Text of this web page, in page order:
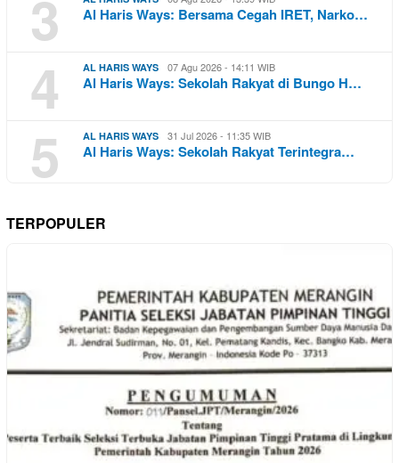
3 Al Haris Ways: Bersama Cegah IRET, Narko…
4 AL HARIS WAYS 07 Agu 2026 - 14:11 WIB
Al Haris Ways: Sekolah Rakyat di Bungo H…
5 AL HARIS WAYS 31 Jul 2026 - 11:35 WIB
Al Haris Ways: Sekolah Rakyat Terintegra…
TERPOPULER